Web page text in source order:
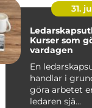
31.
Kurser som
vardagen
En
handlar i
göra arbetet
ledaren sjä...